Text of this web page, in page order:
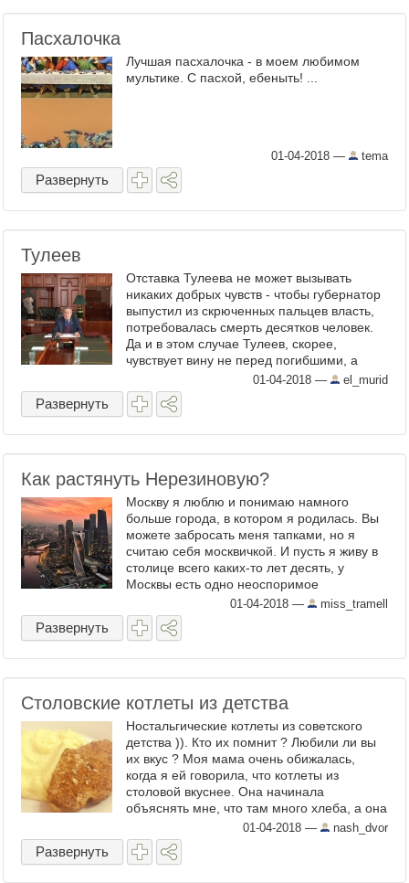
Пасхалочка
Лучшая пасхалочка - в моем любимом
мультике. С пасхой, ебеныть! ...
01-04-2018 — tema
Развернуть
Тулеев
Отставка Тулеева не может вызывать
никаких добрых чувств - чтобы губернатор
выпустил из скрюченных пальцев власть,
потребовалась смерть десятков человек.
Да и в этом случае Тулеев, скорее,
чувствует вину не перед погибшими, а
перед руководством, которое он так
невовремя подвел. Перед ...
01-04-2018 — el_murid
Развернуть
Как растянуть Нерезиновую?
Москву я люблю и понимаю намного
больше города, в котором я родилась. Вы
можете забросать меня тапками, но я
считаю себя москвичкой. И пусть я живу в
столице всего каких-то лет десять, у
Москвы есть одно неоспоримое
преимущество -- если ты чего-то хочешь
добиться в жизни, нужно жить тут. ...
01-04-2018 — miss_tramell
Развернуть
Столовские котлеты из детства
Ностальгические котлеты из советского
детства )). Кто их помнит ? Любили ли вы
их вкус ? Моя мама очень обижалась,
когда я ей говорила, что котлеты из
столовой вкуснее. Она начинала
объяснять мне, что там много хлеба, а она
кладёт мясо, но мне, в мои лет семь-
восемь про мясо было ...
01-04-2018 — nash_dvor
Развернуть